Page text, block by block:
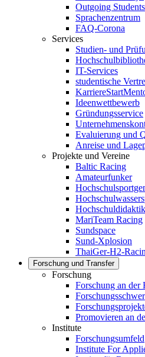
Outgoing
Sprachenzentrum
FAQ-Corona
Services
Studien- und
IT-Services
studentische
Ideenwettbewerb
Gründungsservice
Evaluierung und
Anreise und
Projekte und Vereine
Baltic Racing
Amateurfunker
MariTeam Racing
Sundspace
Sund-Xplosion
ThaiGer-H2-
Forschung und Transfer
Forschung
Forschung an der
Promovieren an
Institute
Forschungsumfeld
Institute For